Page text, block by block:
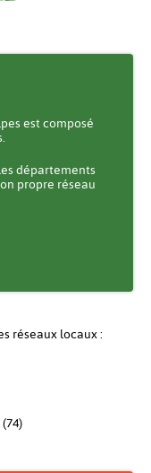
est composé
départements
propre réseau
réseaux locaux :